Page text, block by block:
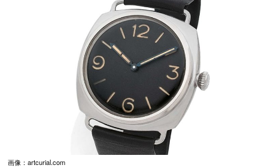
画像：artcurial.com